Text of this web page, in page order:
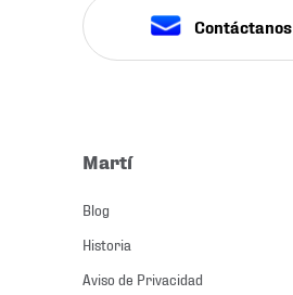
Contáctanos
Martí
Blog
Historia
Aviso de Privacidad